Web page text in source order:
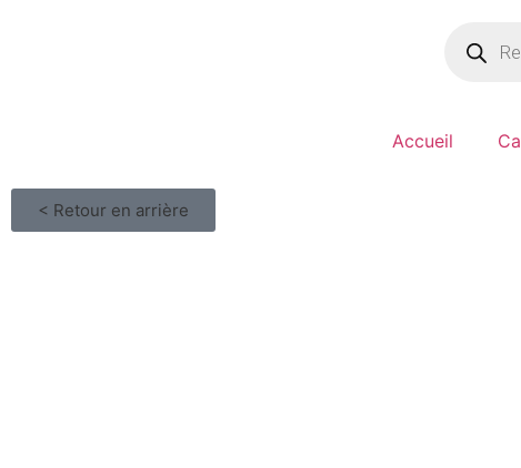
Accueil
< Retour en arrière